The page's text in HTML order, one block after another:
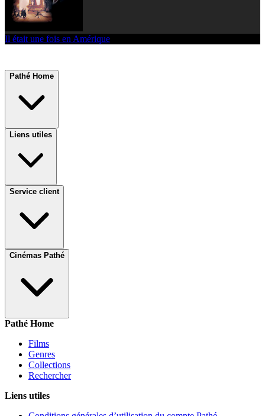
Il était une fois en Amérique
Pathé Home
Liens utiles
Service client
Cinémas Pathé
Pathé Home
Films
Genres
Collections
Rechercher
Liens utiles